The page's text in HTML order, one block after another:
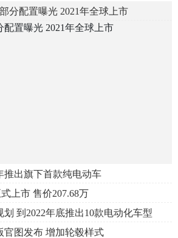
分配置曝光 2021年全球上市
推出旗下首款纯电动车
上市 售价207.68万
到2022年底推出10款电动化车型
官图发布 增加轮毂样式